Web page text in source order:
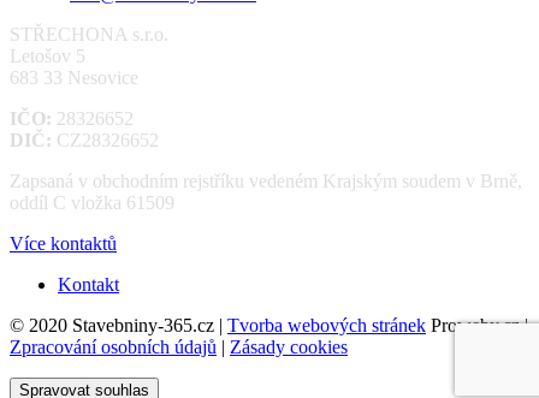
STŘECHONA s.r.o.
Letošov 5
683 33 Nesovice
IČO: 28326652
DIČ: CZ28326652
Zapsaná v obchodním rejstříku vedeném Krajským soudem v Brně,
oddíl C vložka 61509
Více kontaktů
Kontakt
© 2020 Stavebniny-365.cz | Tvorba webových stránek Proweby.cz |
Zpracování osobních údajů
Zásady cookies
Spravovat souhlas